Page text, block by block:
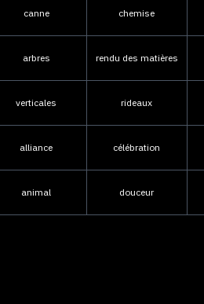
canne chemise
arbres rendu des matières
verticales rideaux
alliance célébration
animal douceur